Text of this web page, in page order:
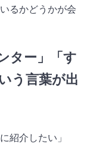
るかどうかが会
ター」「す
う言葉が出
紹介したい」